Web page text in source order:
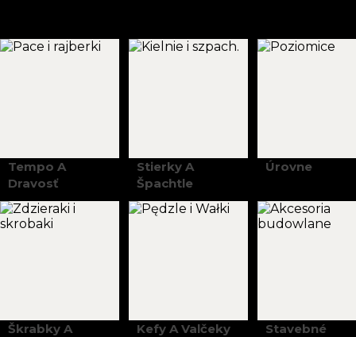
Tempo A
Dravosť
Stierky A
Špachtle
Úrovne
Škrabky A
Kefy A Valčeky
Stavebné